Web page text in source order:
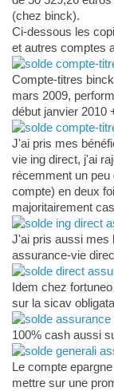
(chez binck).
Ci-dessous les
et autres comptes
Compte-titres
mars 2009,
début janvier 2010
J'ai pris mes
vie ing direct, j'ai
récemment un
compte) en deux
majoritairement
J'ai pris aussi mes
assurance-vie
Idem chez
sur la sicav
100% cash aussi
Le compte
mettre sur une